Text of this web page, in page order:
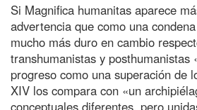
Si Magnifica humanitas aparece
advertencia que como una
mucho más duro en cambio
transhumanistas y posthumanistas
progreso como una superación de
XIV los compara con «un
conceptuales diferentes, pero